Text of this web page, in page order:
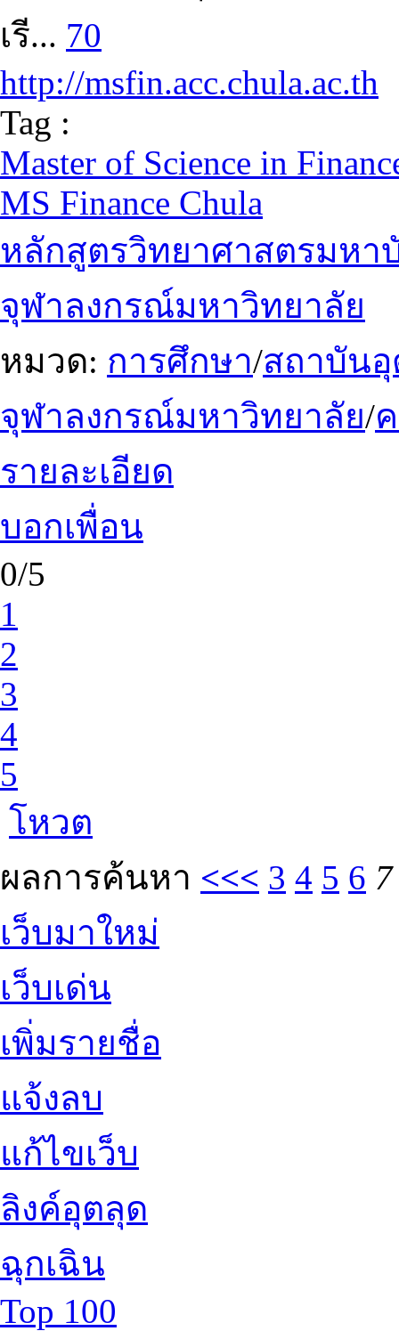
เรี... 70
http://msfin.acc.chula.ac.th
Tag :
Master of Science in
MS Finance Chula
หลักสูตรวิทยาศาสตรมห
จุฬาลงกรณ์มหาวิทยาลัย
หมวด: การศึกษา/สถาบัน
จุฬาลงกรณ์มหาวิทยาลัย/
รายละเอียด
บอกเพื่อน
0/5
1
2
3
4
5
โหวต
ผลการค้นหา <<< 3 4 5 6 7
เว็บมาใหม่
เว็บเด่น
เพิ่มรายชื่อ
แจ้งลบ
แก้ไขเว็บ
ลิงค์อุตลุด
ฉุกเฉิน
Top 100